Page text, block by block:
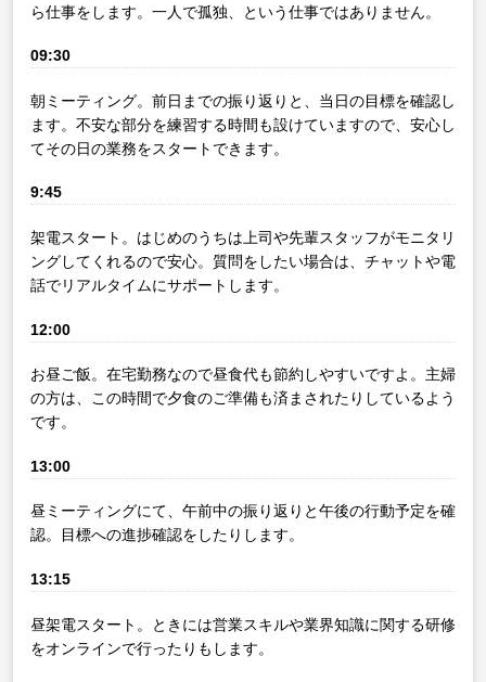
ら仕事をします。一人で孤独、という仕事ではありません。
09:30
朝ミーティング。前日までの振り返りと、当日の目標を確認し
ます。不安な部分を練習する時間も設けていますので、安心し
てその日の業務をスタートできます。
9:45
架電スタート。はじめのうちは上司や先輩スタッフがモニタリ
ングしてくれるので安心。質問をしたい場合は、チャットや電
話でリアルタイムにサポートします。
12:00
お昼ご飯。在宅勤務なので昼食代も節約しやすいですよ。主婦
の方は、この時間で夕食のご準備も済まされたりしているよう
です。
13:00
昼ミーティングにて、午前中の振り返りと午後の行動予定を確
認。目標への進捗確認をしたりします。
13:15
昼架電スタート。ときには営業スキルや業界知識に関する研修
をオンラインで行ったりもします。